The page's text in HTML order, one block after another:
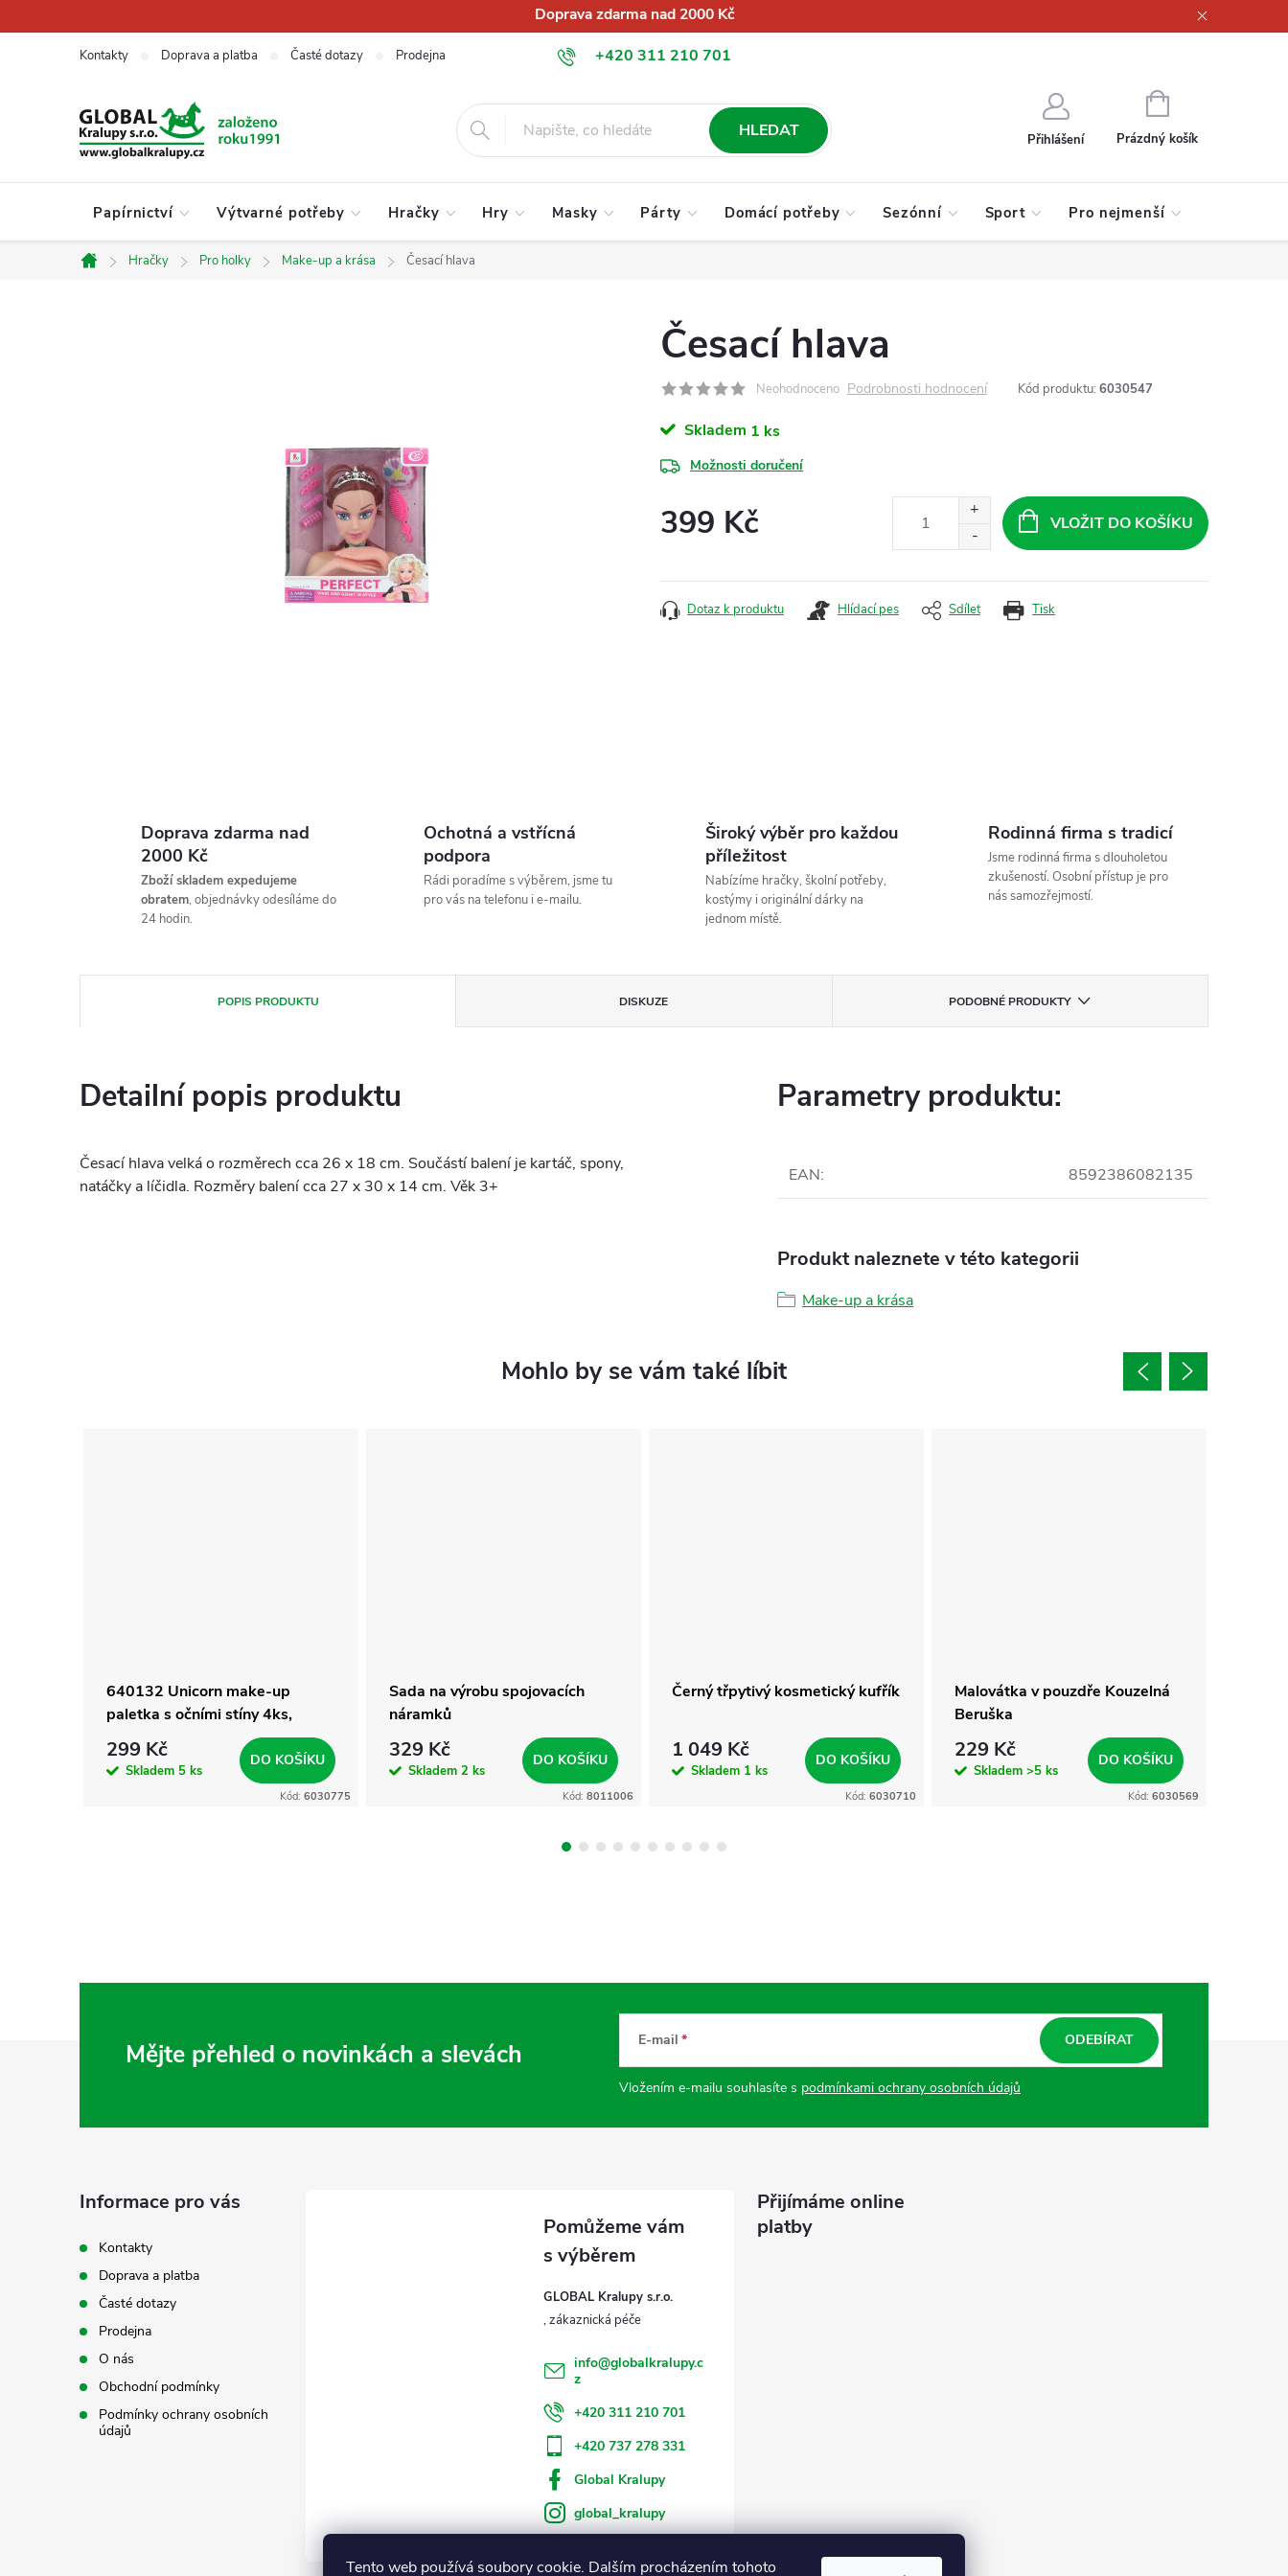
Tento web používá soubory cookie. Dalším procházením tohoto
na
Doprava zdarma nad 2000 Kč
+420 311 210 701
info@globalkralupy.cz
Kontakty Doprava a platba Časté dotazy Prodejna Obchodní podmínky Podmínky ochrany osobních údajů
HLEDAT Přihlášení
NÁKUPNÍ
KOŠÍK
Prázdný košík
Papírnictví Výtvarné potřeby Hračky Hry Masky Párty Domácí potřeby Sezónní Sport Pro nejmenší
Domů
Hračky Pro holky Make-up a krása Česací hlava
Česací hlava
Neohodnoceno Podrobnosti hodnocení Kód produktu: 6030547
Skladem 1 ks
Možnosti doručení
399 Kč VLOŽIT DO KOŠÍKU
Tisk
Dotaz k produktu Hlídací pes Sdílet
Doprava zdarma nad
2000 Kč
Zboží skladem expedujeme
obratem, objednávky odesíláme do
24 hodin.
Ochotná a vstřícná
podpora
Rádi poradíme s výběrem, jsme tu
pro vás na telefonu i e-mailu.
Široký výběr pro každou
příležitost
Nabízíme hračky, školní potřeby,
kostýmy i originální dárky na
jednom místě.
Rodinná firma s tradicí
Jsme rodinná firma s dlouholetou
zkušeností. Osobní přístup je pro
nás samozřejmostí.
POPIS PRODUKTU DISKUZE PODOBNÉ PRODUKTY
Detailní popis produktu
Česací hlava velká o rozměrech cca 26 x 18 cm. Součástí balení je kartáč, spony,
natáčky a líčidla. Rozměry balení cca 27 x 30 x 14 cm. Věk 3+
Parametry produktu:
EAN: 8592386082135
Produkt naleznete v této kategorii
Make-up a krása
640132 Unicorn make-up
paletka s očními stíny 4ks,
třpitkami na oči 3ks, lesk
299 Kč
Skladem 5 ks
DO KOŠÍKU
Kód: 6030775
Sada na výrobu spojovacích
náramků
329 Kč
Skladem 2 ks
DO KOŠÍKU
Kód: 8011006
Černý třpytivý kosmetický kufřík
1 049 Kč
Skladem 1 ks
DO KOŠÍKU
Kód: 6030710
Malovátka v pouzdře Kouzelná
Beruška
229 Kč
Skladem >5 ks
DO KOŠÍKU
Kód: 6030569
Mějte přehled o novinkách a slevách E-mail
Vložením e-mailu souhlasíte s podmínkami ochrany osobních údajů
ODEBÍRAT
Informace pro vás
Kontakty
Doprava a platba
Časté dotazy
Prodejna
O nás
Obchodní podmínky
Podmínky ochrany osobních
údajů
GLOBAL Kralupy s.r.o.
info@globalkralupy.c
z
+420 311 210 701
+420 737 278 331
Global Kralupy
global_kralupy
Přijímáme online
platby